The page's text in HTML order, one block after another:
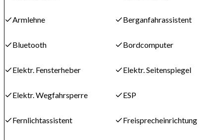
Armlehne Berganfahrassistent
Bluetooth Bordcomputer
Elektr. Fensterheber Elektr. Seitenspiegel
Elektr. Wegfahrsperre ESP
Fernlichtassistent Freisprecheinrichtung